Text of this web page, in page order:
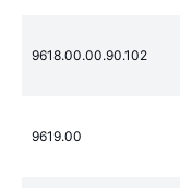
9618.00.00.90.102
9619.00